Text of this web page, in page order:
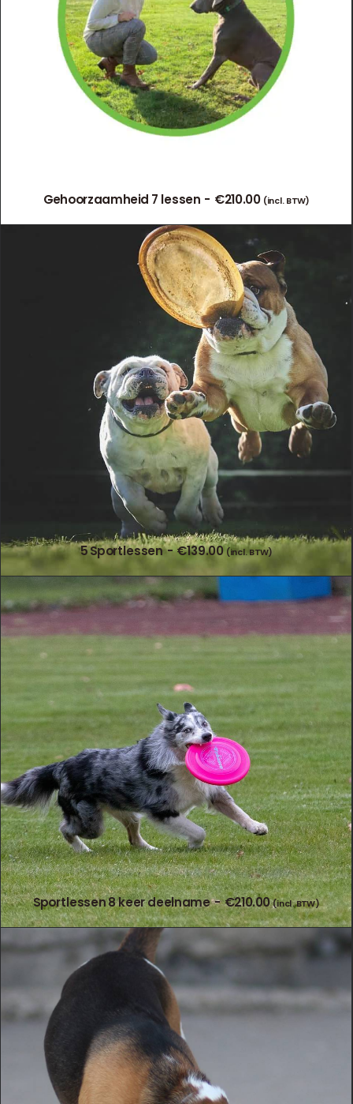
Gehoorzaamheid 7 lessen €210.00 (incl. BTW)
TOEVOEGEN AAN WINKELWAGEN
5 Sportlessen €139.00 (incl. BTW)
TOEVOEGEN AAN WINKELWAGEN
Sportlessen 8 keer deelname €210.00 (incl. BTW)
TOEVOEGEN AAN WINKELWAGEN